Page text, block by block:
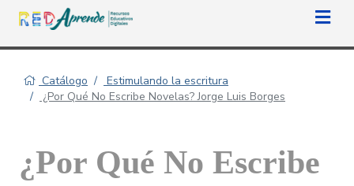
Catálogo
Estimulando la escritura
¿Por Qué No Escribe Novelas? Jorge Luis Borges
¿Por Qué No Escribe